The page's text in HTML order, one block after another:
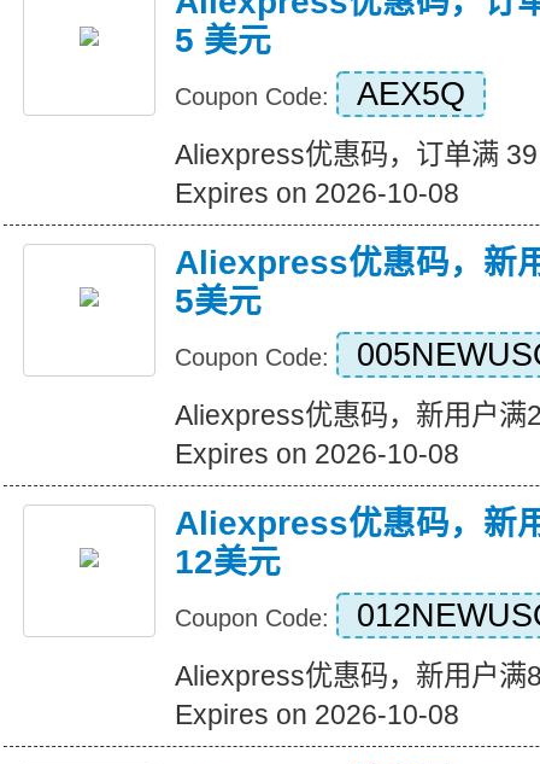
5 美元
Coupon Code: AEX5Q
Aliexpress优惠码，订单满
Expires on 2026-10-08
Aliexpress优惠码，新
5美元
Coupon Code:
Aliexpress优惠码，新用户满
Expires on 2026-10-08
Aliexpress优惠码，新
12美元
Coupon Code:
Aliexpress优惠码，新用户满
Expires on 2026-10-08